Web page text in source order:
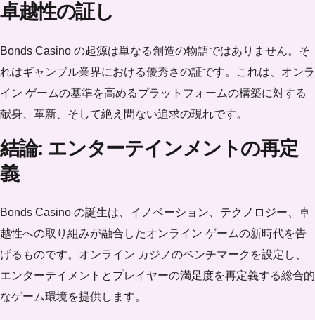
卓越性の証し
Bonds Casino の起源は単なる創造の物語ではありません。そ
れはギャンブル業界における優秀さの証です。これは、オンラ
イン ゲームの基準を高めるプラットフォームの構築に対する
献身、革新、そして絶え間ない追求の現れです。
結論: エンターテインメントの再定
義
Bonds Casino の誕生は、イノベーション、テクノロジー、卓
越性への取り組みが融合したオンライン ゲームの新時代を告
げるものです。オンライン カジノのベンチマークを設定し、
エンターテイメントとプレイヤーの満足度を再定義する総合的
なゲーム環境を提供します。